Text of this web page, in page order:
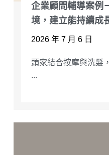
企業顧問輔導案例
境，建立能持續成
2026 年 7 月 6 日
頭家結合按摩與洗髮
...